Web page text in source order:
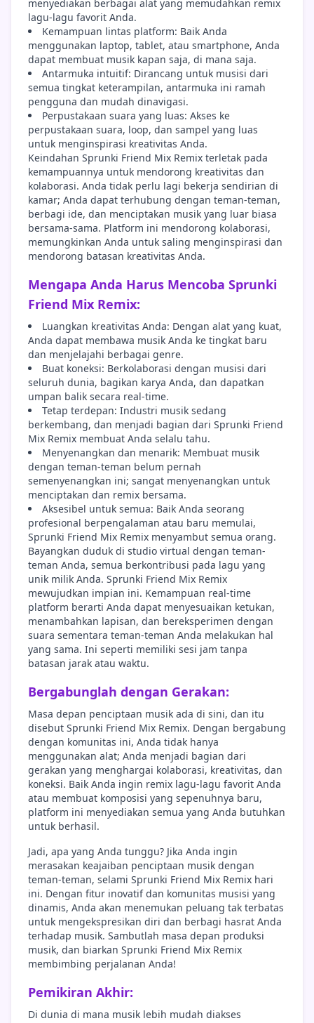
menyediakan berbagai alat yang memudahkan remix
lagu-lagu favorit Anda.
Kemampuan lintas platform: Baik Anda
menggunakan laptop, tablet, atau smartphone, Anda
dapat membuat musik kapan saja, di mana saja.
Antarmuka intuitif: Dirancang untuk musisi dari
semua tingkat keterampilan, antarmuka ini ramah
pengguna dan mudah dinavigasi.
Perpustakaan suara yang luas: Akses ke
perpustakaan suara, loop, dan sampel yang luas
untuk menginspirasi kreativitas Anda.
Keindahan Sprunki Friend Mix Remix terletak pada
kemampuannya untuk mendorong kreativitas dan
kolaborasi. Anda tidak perlu lagi bekerja sendirian di
kamar; Anda dapat terhubung dengan teman-teman,
berbagi ide, dan menciptakan musik yang luar biasa
bersama-sama. Platform ini mendorong kolaborasi,
memungkinkan Anda untuk saling menginspirasi dan
mendorong batasan kreativitas Anda.
Mengapa Anda Harus Mencoba Sprunki
Friend Mix Remix:
Luangkan kreativitas Anda: Dengan alat yang kuat,
Anda dapat membawa musik Anda ke tingkat baru
dan menjelajahi berbagai genre.
Buat koneksi: Berkolaborasi dengan musisi dari
seluruh dunia, bagikan karya Anda, dan dapatkan
umpan balik secara real-time.
Tetap terdepan: Industri musik sedang
berkembang, dan menjadi bagian dari Sprunki Friend
Mix Remix membuat Anda selalu tahu.
Menyenangkan dan menarik: Membuat musik
dengan teman-teman belum pernah
semenyenangkan ini; sangat menyenangkan untuk
menciptakan dan remix bersama.
Aksesibel untuk semua: Baik Anda seorang
profesional berpengalaman atau baru memulai,
Sprunki Friend Mix Remix menyambut semua orang.
Bayangkan duduk di studio virtual dengan teman-
teman Anda, semua berkontribusi pada lagu yang
unik milik Anda. Sprunki Friend Mix Remix
mewujudkan impian ini. Kemampuan real-time
platform berarti Anda dapat menyesuaikan ketukan,
menambahkan lapisan, dan bereksperimen dengan
suara sementara teman-teman Anda melakukan hal
yang sama. Ini seperti memiliki sesi jam tanpa
batasan jarak atau waktu.
Bergabunglah dengan Gerakan:
Masa depan penciptaan musik ada di sini, dan itu
disebut Sprunki Friend Mix Remix. Dengan bergabung
dengan komunitas ini, Anda tidak hanya
menggunakan alat; Anda menjadi bagian dari
gerakan yang menghargai kolaborasi, kreativitas, dan
koneksi. Baik Anda ingin remix lagu-lagu favorit Anda
atau membuat komposisi yang sepenuhnya baru,
platform ini menyediakan semua yang Anda butuhkan
untuk berhasil.
Jadi, apa yang Anda tunggu? Jika Anda ingin
merasakan keajaiban penciptaan musik dengan
teman-teman, selami Sprunki Friend Mix Remix hari
ini. Dengan fitur inovatif dan komunitas musisi yang
dinamis, Anda akan menemukan peluang tak terbatas
untuk mengekspresikan diri dan berbagi hasrat Anda
terhadap musik. Sambutlah masa depan produksi
musik, dan biarkan Sprunki Friend Mix Remix
membimbing perjalanan Anda!
Pemikiran Akhir:
Di dunia di mana musik lebih mudah diakses